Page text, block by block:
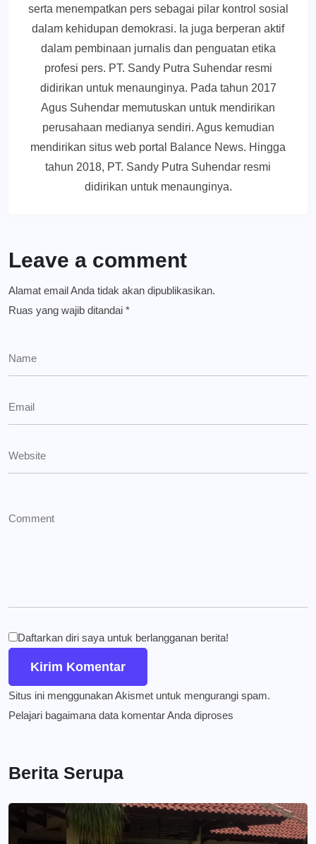
serta menempatkan pers sebagai pilar kontrol sosial
dalam kehidupan demokrasi. Ia juga berperan aktif
dalam pembinaan jurnalis dan penguatan etika
profesi pers. PT. Sandy Putra Suhendar resmi
didirikan untuk menaunginya. Pada tahun 2017
Agus Suhendar memutuskan untuk mendirikan
perusahaan medianya sendiri. Agus kemudian
mendirikan situs web portal Balance News. Hingga
tahun 2018, PT. Sandy Putra Suhendar resmi
didirikan untuk menaunginya.
Leave a comment
Alamat email Anda tidak akan dipublikasikan.
Ruas yang wajib ditandai *
Daftarkan diri saya untuk berlangganan berita!
Situs ini menggunakan Akismet untuk mengurangi spam.
Pelajari bagaimana data komentar Anda diproses
Berita Serupa